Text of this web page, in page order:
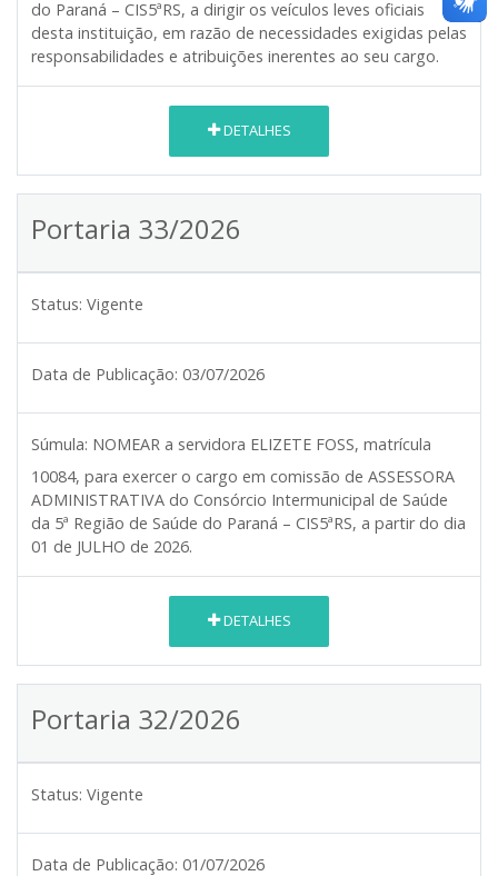
do Paraná – CIS5ªRS, a dirigir os veículos leves oficiais
desta instituição, em razão de necessidades exigidas pelas
responsabilidades e atribuições inerentes ao seu cargo.
DETALHES
Portaria 33/2026
Status: Vigente
Data de Publicação: 03/07/2026
Súmula: NOMEAR a servidora ELIZETE FOSS, matrícula
10084, para exercer o cargo em comissão de ASSESSORA
ADMINISTRATIVA do Consórcio Intermunicipal de Saúde
da 5ª Região de Saúde do Paraná – CIS5ªRS, a partir do dia
01 de JULHO de 2026.
DETALHES
Portaria 32/2026
Status: Vigente
Data de Publicação: 01/07/2026